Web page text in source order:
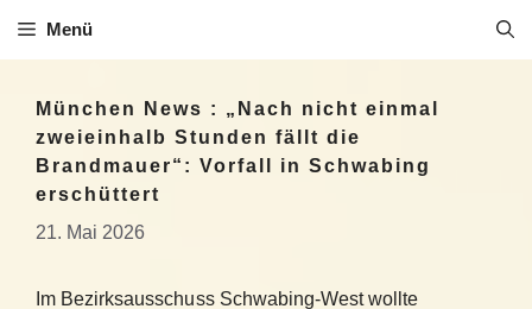
Inhalt
Menü
München News : „Nach nicht einmal
zweieinhalb Stunden fällt die
Brandmauer“: Vorfall in Schwabing
erschüttert
21. Mai 2026
Im Bezirksausschuss Schwabing-West wollte